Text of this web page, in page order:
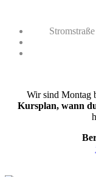
Wir sind Montag
Kursplan, wann